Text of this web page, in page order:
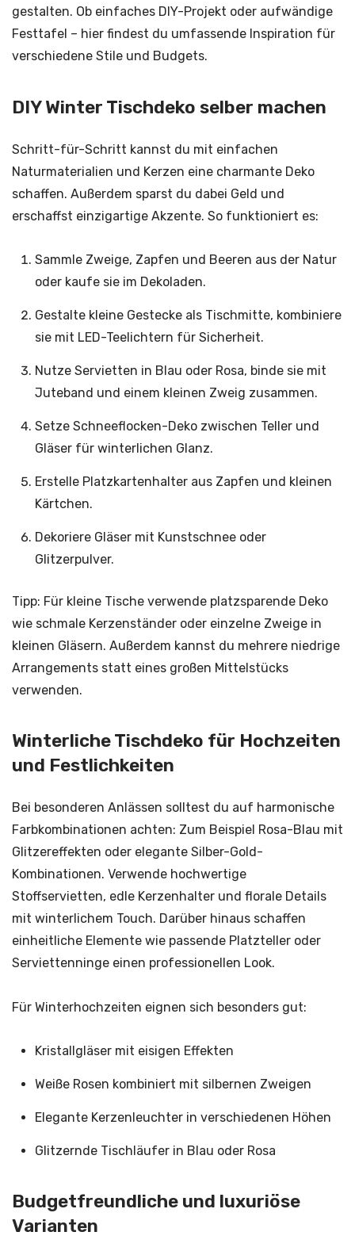
gestalten. Ob einfaches DIY-Projekt oder aufwändige
Festtafel – hier findest du umfassende Inspiration für
verschiedene Stile und Budgets.
DIY Winter Tischdeko selber machen
Schritt-für-Schritt kannst du mit einfachen
Naturmaterialien und Kerzen eine charmante Deko
schaffen. Außerdem sparst du dabei Geld und
erschaffst einzigartige Akzente. So funktioniert es:
Sammle Zweige, Zapfen und Beeren aus der Natur
oder kaufe sie im Dekoladen.
Gestalte kleine Gestecke als Tischmitte, kombiniere
sie mit LED-Teelichtern für Sicherheit.
Nutze Servietten in Blau oder Rosa, binde sie mit
Juteband und einem kleinen Zweig zusammen.
Setze Schneeflocken-Deko zwischen Teller und
Gläser für winterlichen Glanz.
Erstelle Platzkartenhalter aus Zapfen und kleinen
Kärtchen.
Dekoriere Gläser mit Kunstschnee oder
Glitzerpulver.
Tipp: Für kleine Tische verwende platzsparende Deko
wie schmale Kerzenständer oder einzelne Zweige in
kleinen Gläsern. Außerdem kannst du mehrere niedrige
Arrangements statt eines großen Mittelstücks
verwenden.
Winterliche Tischdeko für Hochzeiten
und Festlichkeiten
Bei besonderen Anlässen solltest du auf harmonische
Farbkombinationen achten: Zum Beispiel Rosa-Blau mit
Glitzereffekten oder elegante Silber-Gold-
Kombinationen. Verwende hochwertige
Stoffservietten, edle Kerzenhalter und florale Details
mit winterlichem Touch. Darüber hinaus schaffen
einheitliche Elemente wie passende Platzteller oder
Serviettenninge einen professionellen Look.
Für Winterhochzeiten eignen sich besonders gut:
Kristallgläser mit eisigen Effekten
Weiße Rosen kombiniert mit silbernen Zweigen
Elegante Kerzenleuchter in verschiedenen Höhen
Glitzernde Tischläufer in Blau oder Rosa
Budgetfreundliche und luxuriöse
Varianten